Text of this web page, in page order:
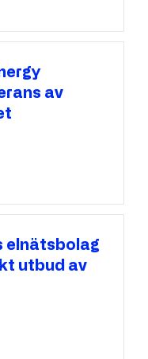
av
elnätsbolag
utbud av